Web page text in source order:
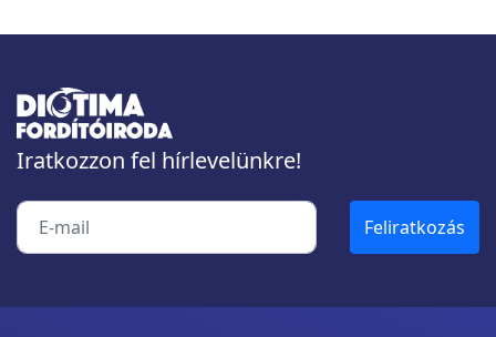
Iratkozzon fel hírlevelünkre!